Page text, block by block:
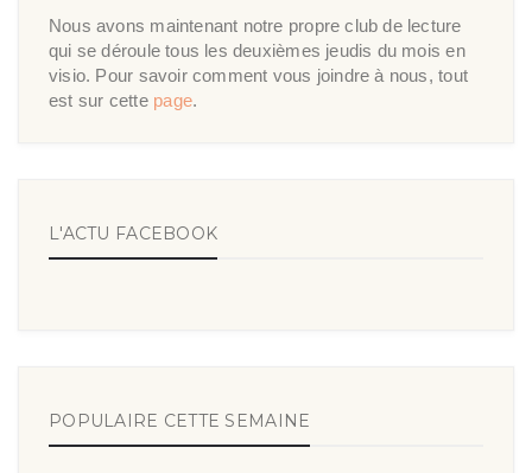
Nous avons maintenant notre propre club de lecture
qui se déroule tous les deuxièmes jeudis du mois en
visio. Pour savoir comment vous joindre à nous, tout
est sur cette page.
L'ACTU FACEBOOK
POPULAIRE CETTE SEMAINE